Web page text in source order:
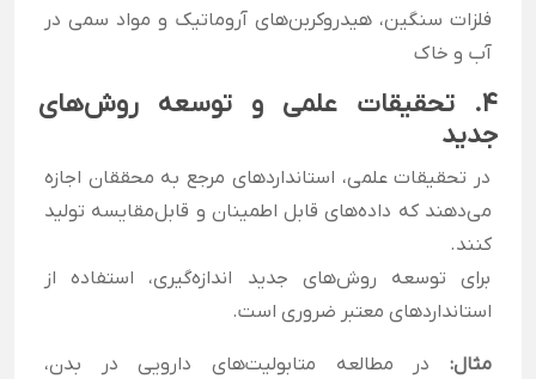
فلزات سنگین، هیدروکربن‌های آروماتیک و مواد سمی در
آب و خاک
۴. تحقیقات علمی و توسعه روش‌های
جدید
در تحقیقات علمی، استانداردهای مرجع به محققان اجازه
می‌دهند که داده‌های قابل اطمینان و قابل‌مقایسه تولید
کنند.
برای توسعه روش‌های جدید اندازه‌گیری، استفاده از
استانداردهای معتبر ضروری است.
مثال: در مطالعه متابولیت‌های دارویی در بدن،